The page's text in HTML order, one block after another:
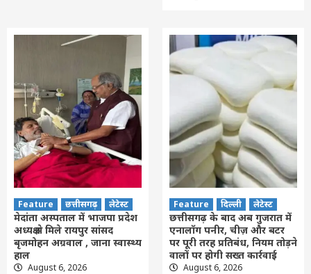
Feature छत्तीसगढ़ लेटेस्ट
मेदांता अस्पताल में भाजपा प्रदेश
अध्यक्ष से मिले रायपुर सांसद
बृजमोहन अग्रवाल , जाना स्वास्थ्य
हाल
August 6, 2026
Feature दिल्ली लेटेस्ट
छत्तीसगढ़ के बाद अब गुजरात में
एनालॉग पनीर, चीज़ और बटर
पर पूरी तरह प्रतिबंध, नियम तोड़ने
वालों पर होगी सख्त कार्रवाई
August 6, 2026